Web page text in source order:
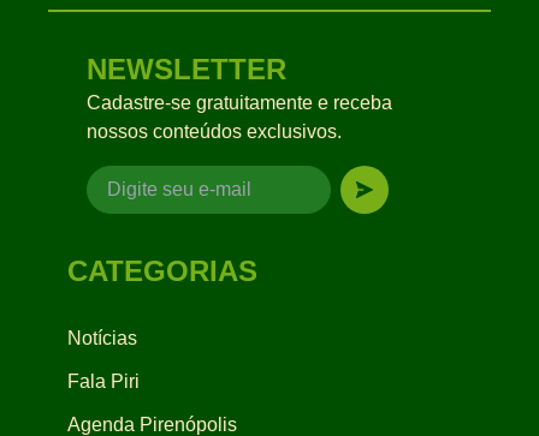
NEWSLETTER
Cadastre-se gratuitamente e receba
nossos conteúdos exclusivos.
CATEGORIAS
Notícias
Fala Piri
Agenda Pirenópolis